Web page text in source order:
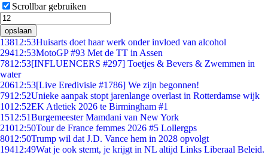
Scrollbar gebruiken
opslaan
13812:53Huisarts doet haar werk onder invloed van alcohol
29412:53MotoGP #93 Met de TT in Assen
7812:53[INFLUENCERS #297] Toetjes & Bevers & Zwemmen in
water
20612:53[Live Eredivisie #1786] We zijn begonnen!
7912:52Unieke aanpak stopt jarenlange overlast in Rotterdamse wijk
1012:52EK Atletiek 2026 te Birmingham #1
1512:51Burgemeester Mamdani van New York
21012:50Tour de France femmes 2026 #5 Lollergps
8012:50Trump wil dat J.D. Vance hem in 2028 opvolgt
19412:49Wat je ook stemt, je krijgt in NL altijd Links Liberaal Beleid.